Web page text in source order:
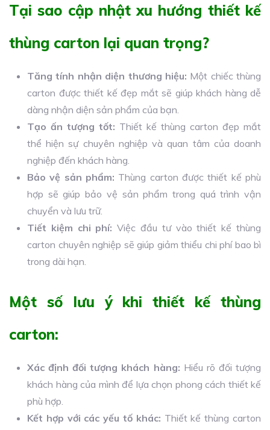
Tại sao cập nhật xu hướng thiết kế
thùng carton lại quan trọng?
Tăng tính nhận diện thương hiệu: Một chiếc thùng
carton được thiết kế đẹp mắt sẽ giúp khách hàng dễ
dàng nhận diện sản phẩm của bạn.
Tạo ấn tượng tốt: Thiết kế thùng carton đẹp mắt
thể hiện sự chuyên nghiệp và quan tâm của doanh
nghiệp đến khách hàng.
Bảo vệ sản phẩm: Thùng carton được thiết kế phù
hợp sẽ giúp bảo vệ sản phẩm trong quá trình vận
chuyển và lưu trữ.
Tiết kiệm chi phí: Việc đầu tư vào thiết kế thùng
carton chuyên nghiệp sẽ giúp giảm thiểu chi phí bao bì
trong dài hạn.
Một số lưu ý khi thiết kế thùng
carton:
Xác định đối tượng khách hàng: Hiểu rõ đối tượng
khách hàng của mình để lựa chọn phong cách thiết kế
phù hợp.
Kết hợp với các yếu tố khác: Thiết kế thùng carton